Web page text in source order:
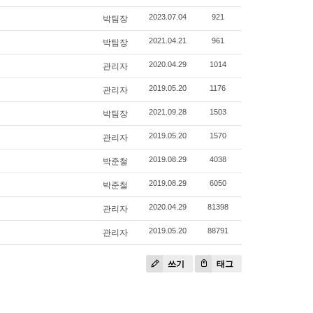
박팀장 2023.07.04 921
박팀장 2021.04.21 961
관리자 2020.04.29 1014
관리자 2019.05.20 1176
박팀장 2021.09.28 1503
관리자 2019.05.20 1570
박준철 2019.08.29 4038
박준철 2019.08.29 6050
관리자 2020.04.29 81398
관리자 2019.05.20 88791
쓰기 태그